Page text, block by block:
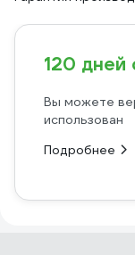
120 дней
Вы можете
использован
Подробнее